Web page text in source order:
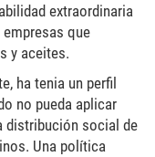
extraordinaria
que
y aceites.
ha tenia un perfil
no pueda aplicar
distribución social de
Una política